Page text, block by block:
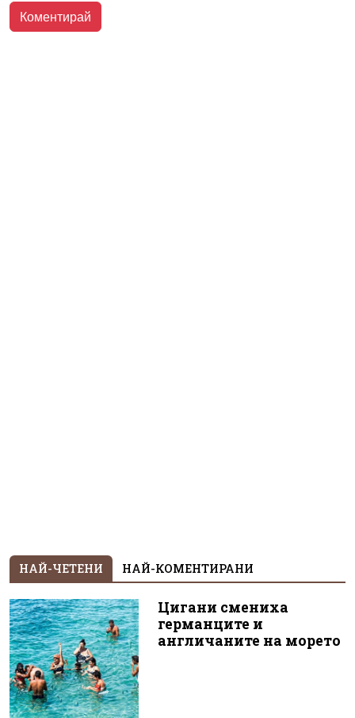
НАЙ-ЧЕТЕНИ НАЙ-КОМЕНТИРАНИ
Цигани смениха
германците и
англичаните на морето